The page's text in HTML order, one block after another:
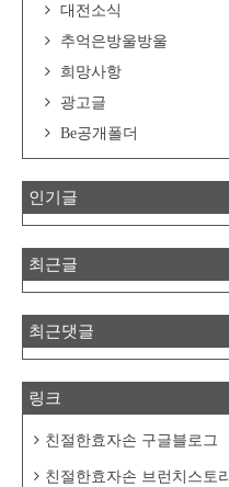
대전소식
추억은방울방울
희망사항
광고글
Be공개폴더
인기글
최근글
최근댓글
링크
친절한효자손 구글블로그
친절한효자손 브런치스토리